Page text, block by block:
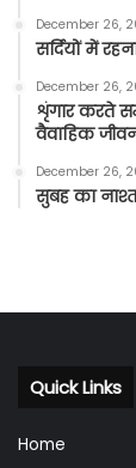
December 26,
सर्दियों में
December 26,
शृंगार करते
वैवाहिक
December 26,
सुबह का
Quick Links
Home